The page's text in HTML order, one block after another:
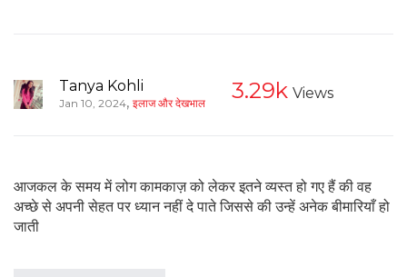
Tanya Kohli
Jan 10, 2024, इलाज और देखभाल 3.29k Views
आजकल के समय में लोग कामकाज़ को लेकर इतने व्यस्त हो गए हैं की वह
अच्छे से अपनी सेहत पर ध्यान नहीं दे पाते जिससे की उन्हें अनेक बीमारियाँ हो
जाती